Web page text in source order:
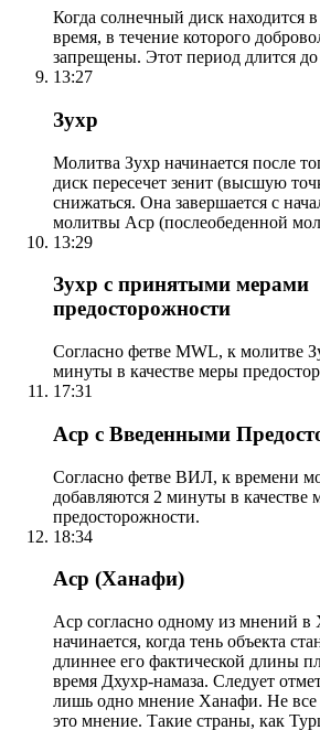
Когда солнечный диск находится в
время, в течение которого
запрещены. Этот период длится до
13:27
Зухр
Молитва Зухр начинается после
диск пересечет зенит (высшую
снижаться. Она завершается с
молитвы Аср (послеобеденной
13:29
Зухр с принятыми мерами
предосторожности
Согласно фетве MWL, к молитве
минуты в качестве меры
17:31
Аср с Введенными
Согласно фетве ВИЛ, к времени
добавляются 2 минуты в качестве
предосторожности.
18:34
Аср (Ханафи)
Аср согласно одному из мнений в
начинается, когда тень объекта
длиннее его фактической длины
время Дхухр-намаза. Следует
лишь одно мнение Ханафи. Не
это мнение. Такие страны, как